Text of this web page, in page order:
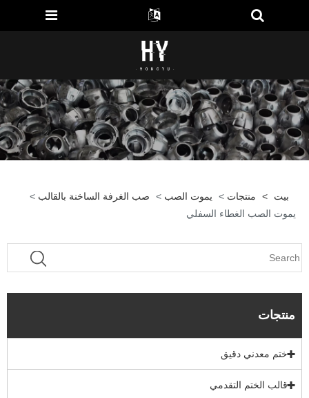
بيت > منتجات > يموت الصب > صب الغرفة الساخنة بالقالب >
يموت الصب الغطاء السفلي
منتجات
ختم معدني دقيق
قالب الختم التقدمي